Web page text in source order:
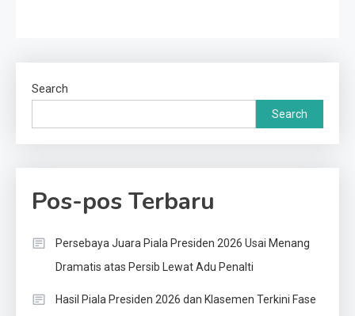
Search
Search
Pos-pos Terbaru
Persebaya Juara Piala Presiden 2026 Usai Menang
Dramatis atas Persib Lewat Adu Penalti
Hasil Piala Presiden 2026 dan Klasemen Terkini Fase